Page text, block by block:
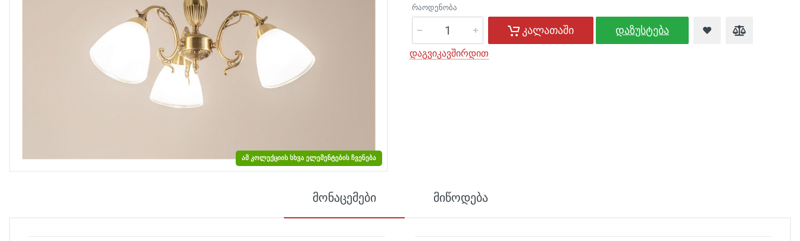
ᲐᲛ ᲙᲝᲚᲔᲥᲪᲘᲘᲡ ᲡᲮᲕᲐ ᲔᲚᲔᲛᲔᲜᲢᲔᲑᲘᲡ ᲩᲕᲔᲜᲔᲑᲐ
ᲠᲐᲝᲓᲔᲜᲝᲑᲐ
კალათაში დაზუსტება
დაგვიკავშირდით
მონაცემები მიწოდება